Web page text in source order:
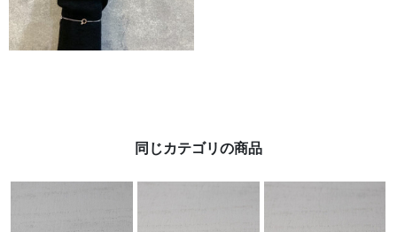
同じカテゴリの商品